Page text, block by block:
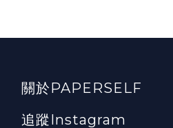
關於PAPERSELF
追蹤Instagram